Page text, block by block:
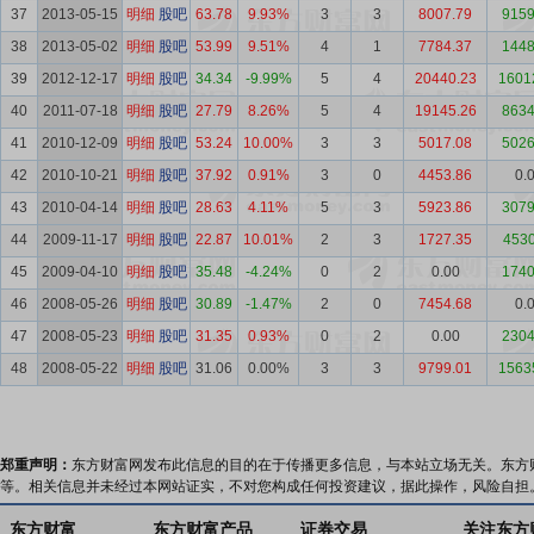
37
2013-05-15 明细 股吧 63.78 9.93% 3 3 8007.79
38
2013-05-02 明细 股吧 53.99 9.51% 4 1 7784.37
39
2012-12-17 明细 股吧 34.34 -9.99% 5 4 20440.23
40
2011-07-18 明细 股吧 27.79 8.26% 5 4 19145.26
41
2010-12-09 明细 股吧 53.24 10.00% 3 3 5017.08
42
2010-10-21 明细 股吧 37.92 0.91% 3 0 4453.86
43
2010-04-14 明细 股吧 28.63 4.11% 5 3 5923.86
44
2009-11-17 明细 股吧 22.87 10.01% 2 3 1727.35
45
2009-04-10 明细 股吧 35.48 -4.24% 0 2 0.00
46
2008-05-26 明细 股吧 30.89 -1.47% 2 0 7454.68
47
2008-05-23 明细 股吧 31.35 0.93% 0 2 0.00
48
2008-05-22 明细 股吧 31.06 0.00% 3 3 9799.01
郑重声明： 东方财富网发布此信息的目的在于传播更多信息，与本站立场无关。东
等。相关信息并未经过本网站证实，不对您构成任何投资建议，据此操作，风险自担